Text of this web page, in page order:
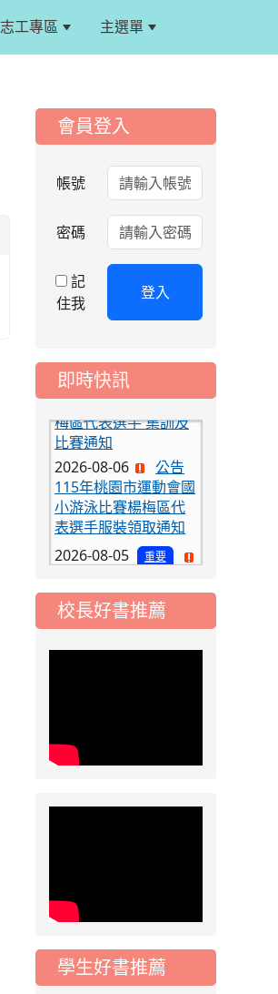
志工專區 主選單
::: 會員登入
帳號
密碼
記
住我
登入
即時快訊
表選手服裝領取通知
2026-08-03
115學年度一、三、
五年級常態編班結果
公告
2026-07-31
公告
學校對面建案申請8
月份「施工車輛臨
停」一案，請各位用
路人留意
公告-115年桃園市運
動會國小游泳比賽楊
梅區代表選手 集訓及
比賽通知
2026-08-06
115年桃園市運動會國
小游泳比賽楊梅區代
表選手服裝領取通知
2026-08-05
重要
115學年度課後照顧
2026-08-03
重要
月份「施工車輛臨
比賽通知
校長好書推薦
學生好書推薦